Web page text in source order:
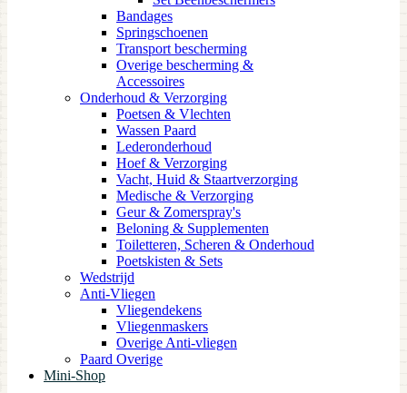
Bandages
Springschoenen
Transport bescherming
Overige bescherming &
Accessoires
Onderhoud & Verzorging
Poetsen & Vlechten
Wassen Paard
Lederonderhoud
Hoef & Verzorging
Vacht, Huid & Staartverzorging
Medische & Verzorging
Geur & Zomerspray's
Beloning & Supplementen
Toiletteren, Scheren & Onderhoud
Poetskisten & Sets
Wedstrijd
Anti-Vliegen
Vliegendekens
Vliegenmaskers
Overige Anti-vliegen
Paard Overige
Mini-Shop